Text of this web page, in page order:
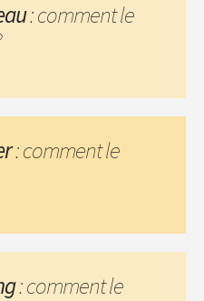
: comment le
: comment le
: comment le